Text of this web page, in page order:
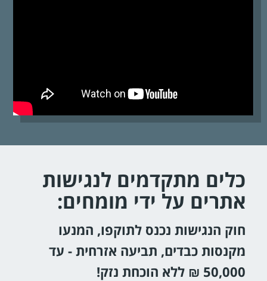
כלים מתקדמים לנגישות
אתרים על ידי מומחים:
חוק הנגישות נכנס לתוקפו, המנעו
מקנסות כבדים, תביעה אזרחית - עד
50,000 ₪ ללא הוכחת נזק!